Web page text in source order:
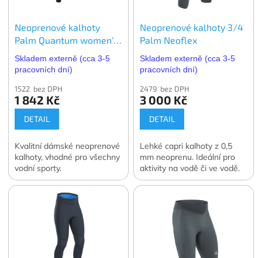
Neoprenové kalhoty
Palm Quantum women's
Skladem externě (cca 3-5
pracovních dní)
1522 bez DPH
1 842 Kč
DETAIL
Kvalitní dámské neoprenové
kalhoty, vhodné pro všechny
vodní sporty.
Neoprenové kalhoty 3/4
Palm Neoflex
Skladem externě (cca 3-5
pracovních dní)
2479 bez DPH
3 000 Kč
DETAIL
Lehké capri kalhoty z 0,5
mm neoprenu. Ideální pro
aktivity na vodě či ve vodě.